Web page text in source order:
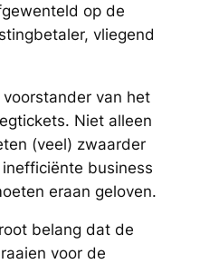
op de
vliegend
van het
Niet alleen
(veel) zwaarder
business
eraan geloven.
belang dat de
voor de